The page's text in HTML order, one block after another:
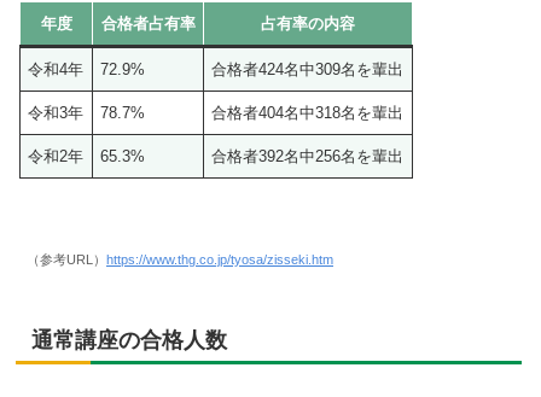
年度 合格者占有率 占有率の内容
令和4年 72.9% 合格者424名中309名を輩出
令和3年 78.7% 合格者404名中318名を輩出
令和2年 65.3% 合格者392名中256名を輩出
（参考URL） https://www.thg.co.jp/tyosa/zisseki.htm
通常講座の合格人数